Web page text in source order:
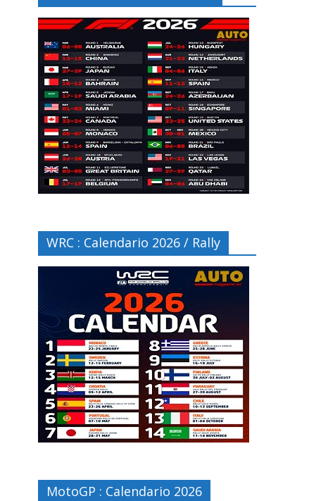
WRC : Calendario 2026 / Rally
MotoGP : Calendario 2026